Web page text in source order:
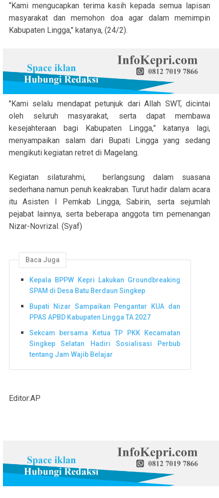
“Kami mengucapkan terima kasih kepada semua lapisan
masyarakat dan memohon doa agar dalam memimpin
Kabupaten Lingga," katanya, (24/2).
"Kami selalu mendapat petunjuk dari Allah SWT, dicintai
oleh seluruh masyarakat, serta dapat membawa
kesejahteraan bagi Kabupaten Lingga,” katanya lagi,
menyampaikan salam dari Bupati Lingga yang sedang
mengikuti kegiatan retret di Magelang.
Kegiatan silaturahmi, berlangsung dalam suasana
sederhana namun penuh keakraban. Turut hadir dalam acara
itu Asisten I Pemkab Lingga, Sabirin, serta sejumlah
pejabat lainnya, serta beberapa anggota tim pemenangan
Nizar-Novrizal. (Syaf)
Baca Juga
Kepala BPPW Kepri Lakukan Groundbreaking
SPAM di Desa Batu Berdaun Singkep
Bupati Nizar Sampaikan Pengantar KUA dan
PPAS APBD Kabupaten Lingga TA 2027
Sekcam bersama Ketua TP PKK Kecamatan
Singkep Selatan Hadiri Sosialisasi Perbub
tentang Jam Wajib Belajar
Editor:AP